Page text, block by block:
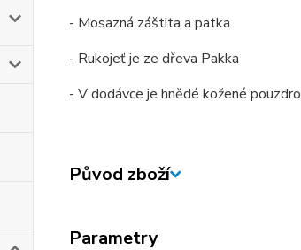
- Mosazná záštita a patka
- Rukojeť je ze dřeva Pakka
- V dodávce je hnědé kožené pouzdro
Původ zboží
Parametry